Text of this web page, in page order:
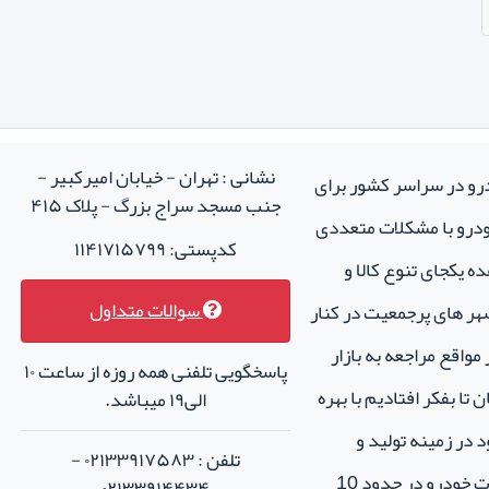
دوزی اطراف کفی باعث کیفیت و زیبایی کفی و همچنین عمر
در سراسر کشور برای
با مشکلات متعددی
یکجای تنوع کالا و
های پرجمعیت در کنار
مراجعه به بازار
بفکر افتادیم با بهره
در زمینه تولید و
نشانی : تهران - خیابان امیرکبیر -
جنب مسجد سراج بزرگ - پلاک ۴۱۵
کدپستی: ۱۱۴۱۷۱۵۷۹۹
سوالات متداول
پاسخگویی تلفنی همه روزه از ساعت ۱۰
الی۱۹ میباشد.
تلفن : ۰۲۱۳۳۹۱۷۵۸۳ -